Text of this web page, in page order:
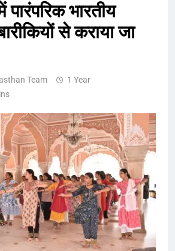
भारतीय
से कराया जा
Team
1 Year